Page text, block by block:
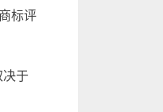
标评
决于